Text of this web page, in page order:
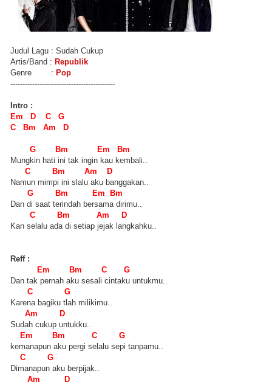
Judul Lagu : Sudah Cukup
Artis/Band : Republik
Genre : Pop
-------------------------------------------
Intro :
Em D C G
C Bm Am D
G Bm Em Bm
Mungkin hati ini tak ingin kau kembali..
C Bm Am D
Namun mimpi ini slalu aku banggakan..
G Bm Em Bm
Dan di saat terindah bersama dirimu..
C Bm Am D
Kan selalu ada di setiap jejak langkahku..
Reff :
Em Bm C G
Dan tak pernah aku sesali cintaku untukmu..
C G
Karena bagiku tlah milikimu..
Am D
Sudah cukup untukku..
Em Bm C G
kemanapun aku pergi selalu sepi tanpamu..
C G
Dimanapun aku berpijak..
Am D